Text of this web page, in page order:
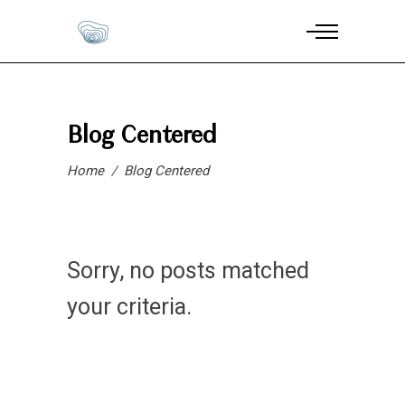
Blog Centered
Home/ Blog Centered
Sorry, no posts matched
your criteria.